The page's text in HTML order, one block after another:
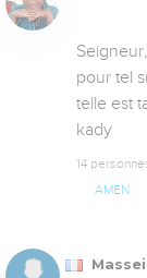
pour tel
telle est
kady
14
AMEN